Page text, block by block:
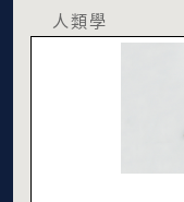
人類學